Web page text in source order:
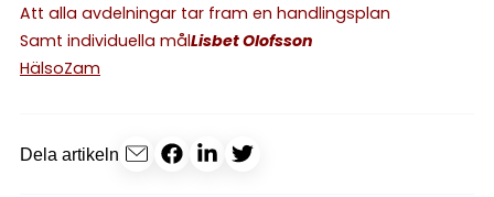
Att alla avdelningar tar fram en handlingsplan
Samt individuella målLisbet Olofsson
HälsoZam
Dela artikeln